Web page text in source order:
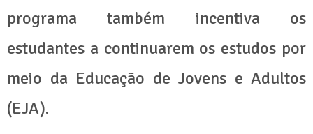
programa também incentiva os
estudantes a continuarem os estudos por
meio da Educação de Jovens e Adultos
(EJA).